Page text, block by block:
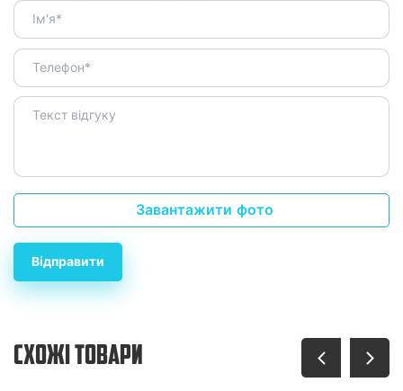
Завантажити фото
Відправити
СХОЖІ ТОВАРИ